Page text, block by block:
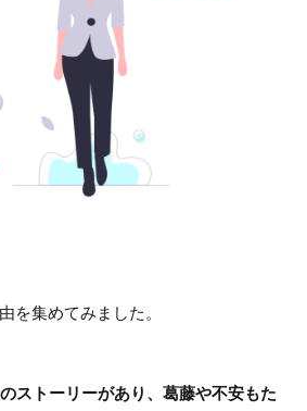
を集めてみました。
ストーリーがあり、葛藤や不安もた